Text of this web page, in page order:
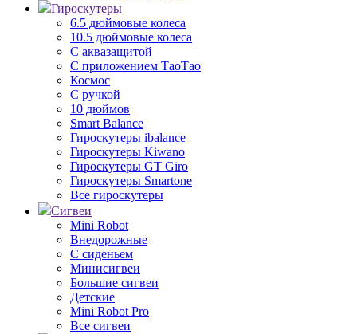
Гироскутеры
6.5 дюймовые колеса
10.5 дюймовые колеса
С аквазащитой
С приложением ТаоТао
Космос
С ручкой
10 дюймов
Smart Balance
Гироскутеры ibalance
Гироскутеры Kiwano
Гироскутеры GT Giro
Гироскутеры Smartone
Все гироскутеры
Сигвеи
Mini Robot
Внедорожные
С сиденьем
Минисигвеи
Большие сигвеи
Детские
Mini Robot Pro
Все сигвеи